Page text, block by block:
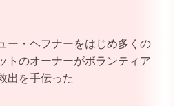
ー・ヘフナーをはじめ多くの
トのオーナーがボランティア
出を手伝った